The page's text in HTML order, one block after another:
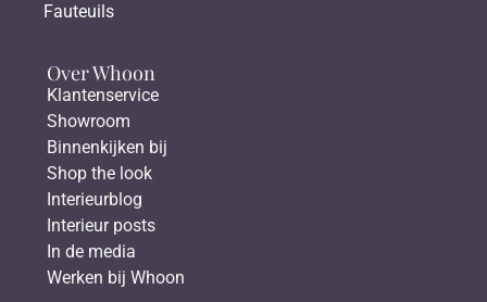
Fauteuils
Over Whoon
Klantenservice
Showroom
Binnenkijken bij
Shop the look
Interieurblog
Interieur posts
In de media
Werken bij Whoon